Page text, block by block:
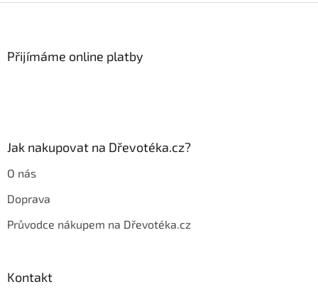
Přijímáme online platby
Jak nakupovat na Dřevotéka.cz?
O nás
Doprava
Průvodce nákupem na Dřevotéka.cz
Kontakt